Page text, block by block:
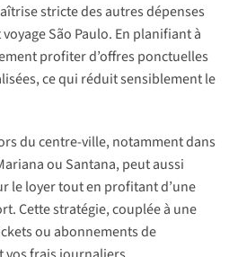
stricte des autres dépenses
São Paulo. En planifiant à
profiter d’offres ponctuelles
ce qui réduit sensiblement le
du centre-ville, notamment dans
ou Santana, peut aussi
le loyer tout en profitant d’une
Cette stratégie, couplée à une
ou abonnements de